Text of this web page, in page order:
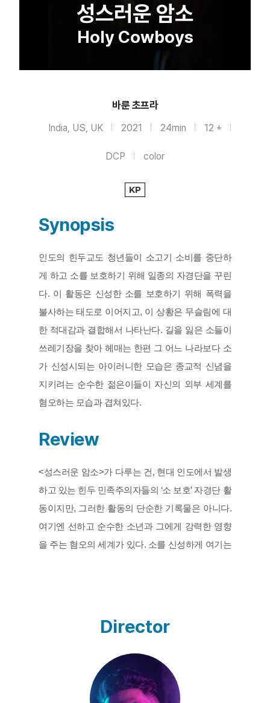
성스러운 암소
Holy Cowboys
바룬 초프라
India, US, UK 2021 24min 12 +
DCP color
KP
Synopsis
인도의 힌두교도 청년들이 소고기 소비를 중단하
게 하고 소를 보호하기 위해 일종의 자경단을 꾸린
다. 이 활동은 신성한 소를 보호하기 위해 폭력을
불사하는 태도로 이어지고, 이 상황은 무슬림에 대
한 적대감과 결합해서 나타난다. 길을 잃은 소들이
쓰레기장을 찾아 헤매는 한편 그 어느 나라보다 소
가 신성시되는 아이러니한 모습은 종교적 신념을
지키려는 순수한 젊은이들이 자신의 외부 세계를
혐오하는 모습과 겹쳐있다.
Review
<성스러운 암소>가 다루는 건, 현대 인도에서 발생
하고 있는 힌두 민족주의자들의 ‘소 보호’ 자경단 활
동이지만, 그러한 활동의 단순한 기록물은 아니다.
여기엔 선하고 순수한 소년과 그에게 강력한 영향
을 주는 혐오의 세계가 있다. 소를 신성하게 여기는
한 에너지 속에서 얼굴을 잃어간다. <성스러운 암
소>는 이미 일종의 허구적 논리에 사로잡혀있는 그
룹을 조명하면서, 그에 적합한 방식인 극영화의 문
법을 적극적으로 차용한다. <성스러운 암소>는 시
Director